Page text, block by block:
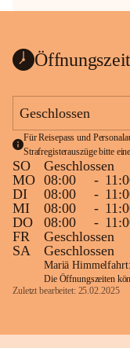
Geschlossen
Für Reisepass und
Strafregisterauszüge bitte
SO
Geschlossen
MO 08:00 -
DI
08:00 -
MI
08:00 -
DO
08:00 -
FR
Geschlossen
SA
Geschlossen
Mariä Himmelfahrt:
Die Öffnungszeiten
Zuletzt bearbeitet: 25.02.2025